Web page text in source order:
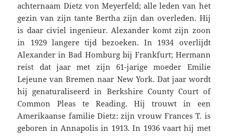
achternaam Dietz von Meyerfeld; alle leden van het
gezin van zijn tante Bertha zijn dan overleden. Hij
is daar civiel ingenieur. Alexander komt zijn zoon
in 1929 langere tijd bezoeken. In 1934 overlijdt
Alexander in Bad Homburg bij Frankfurt; Hermann
reist dat jaar met zijn 61-jarige moeder Emilie
Lejeune van Bremen naar New York. Dat jaar wordt
hij genaturaliseerd in Berkshire County Court of
Common Pleas te Reading. Hij trouwt in een
Amerikaanse familie Dietz: zijn vrouw Frances T. is
geboren in Annapolis in 1913. In 1936 vaart hij met